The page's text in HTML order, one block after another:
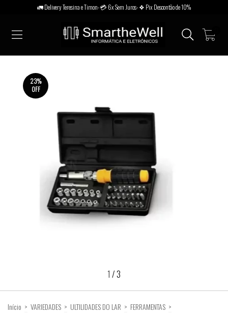
🚛 Delivery Teresina e Timon- 💳 6x Sem Juros- ❖ Pix Descontão de 10%
23%
OFF
1 /3
Início > VARIEDADES > ULTILIDADES DO LAR > FERRAMENTAS >